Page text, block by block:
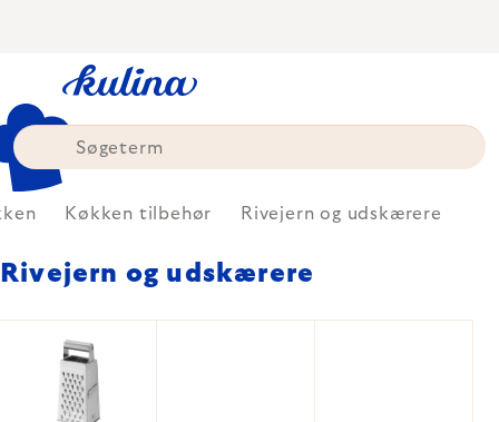
Køkken tilbehør Rivejern og udskærere
Rivejern og udskærere